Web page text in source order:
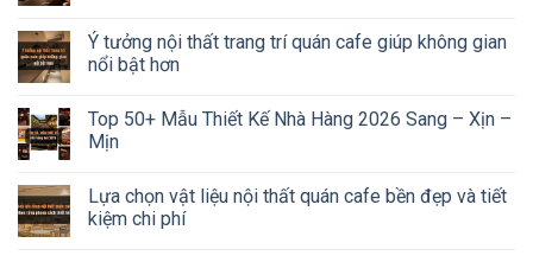
Ý tưởng nội thất trang trí quán cafe giúp không gian
nổi bật hơn
Top 50+ Mẫu Thiết Kế Nhà Hàng 2026 Sang – Xịn –
Mịn
Lựa chọn vật liệu nội thất quán cafe bền đẹp và tiết
kiệm chi phí